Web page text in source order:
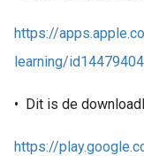
https://
learning/
• Dit is de
https://